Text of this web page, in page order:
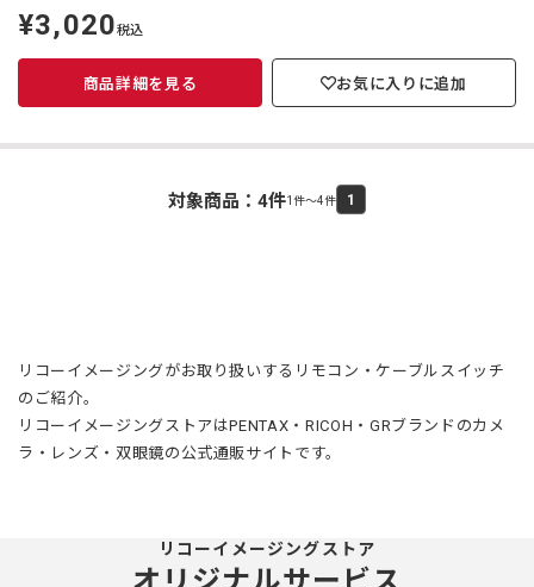
定
価
¥3,020税込
商品詳細を見る お気に入りに追加
対象商品： 4件1件～4件 1
リコーイメージングがお取り扱いするリモコン・ケーブルスイッチ
のご紹介。
リコーイメージングストアはPENTAX・RICOH・GRブランドのカメ
ラ・レンズ・双眼鏡の公式通販サイトです。
リコーイメージングストア